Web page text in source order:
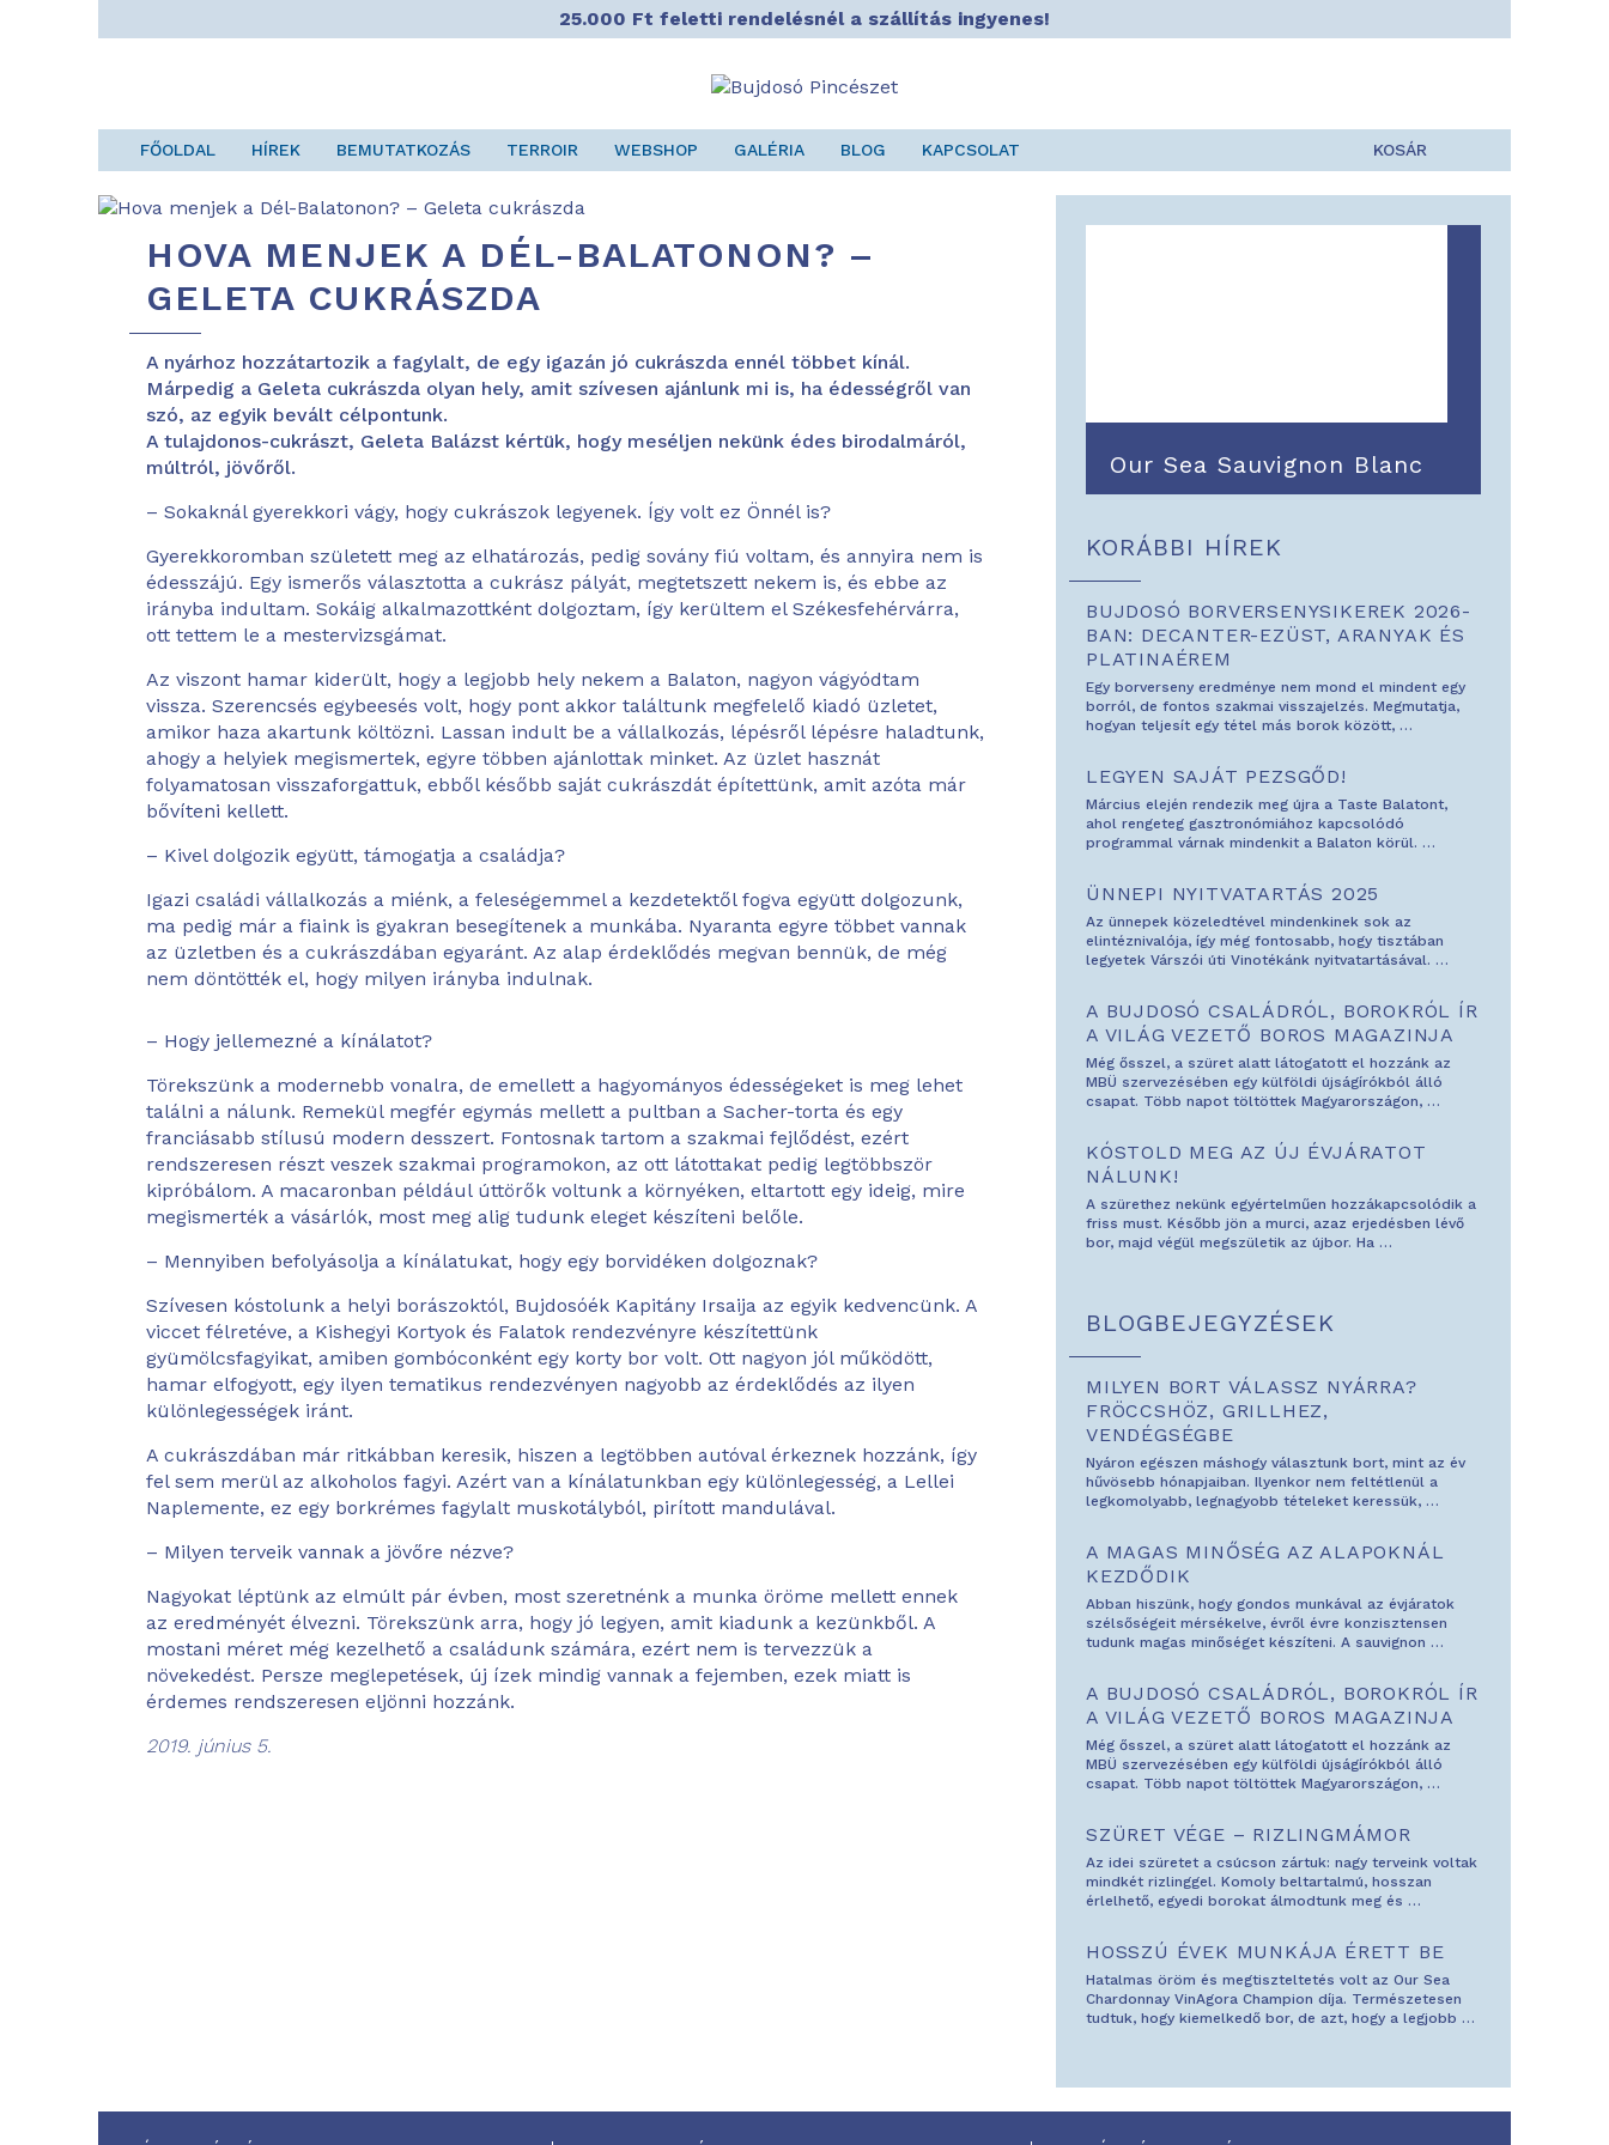
25.000 Ft feletti rendelésnél a szállítás ingyenes!
FŐOLDAL HÍREK BEMUTATKOZÁS TERROIR WEBSHOP GALÉRIA BLOG KAPCSOLAT KOSÁR
HOVA MENJEK A DÉL-BALATONON? –
GELETA CUKRÁSZDA
A nyárhoz hozzátartozik a fagylalt, de egy igazán jó cukrászda ennél többet kínál.
Márpedig a Geleta cukrászda olyan hely, amit szívesen ajánlunk mi is, ha édességről van
szó, az egyik bevált célpontunk.
A tulajdonos-cukrászt, Geleta Balázst kértük, hogy meséljen nekünk édes birodalmáról,
múltról, jövőről.
– Sokaknál gyerekkori vágy, hogy cukrászok legyenek. Így volt ez Önnél is?
Gyerekkoromban született meg az elhatározás, pedig sovány fiú voltam, és annyira nem is
édesszájú. Egy ismerős választotta a cukrász pályát, megtetszett nekem is, és ebbe az
irányba indultam. Sokáig alkalmazottként dolgoztam, így kerültem el Székesfehérvárra,
ott tettem le a mestervizsgámat.
Az viszont hamar kiderült, hogy a legjobb hely nekem a Balaton, nagyon vágyódtam
vissza. Szerencsés egybeesés volt, hogy pont akkor találtunk megfelelő kiadó üzletet,
amikor haza akartunk költözni. Lassan indult be a vállalkozás, lépésről lépésre haladtunk,
ahogy a helyiek megismertek, egyre többen ajánlottak minket. Az üzlet hasznát
folyamatosan visszaforgattuk, ebből később saját cukrászdát építettünk, amit azóta már
bővíteni kellett.
– Kivel dolgozik együtt, támogatja a családja?
Igazi családi vállalkozás a miénk, a feleségemmel a kezdetektől fogva együtt dolgozunk,
ma pedig már a fiaink is gyakran besegítenek a munkába. Nyaranta egyre többet vannak
az üzletben és a cukrászdában egyaránt. Az alap érdeklődés megvan bennük, de még
nem döntötték el, hogy milyen irányba indulnak.
– Hogy jellemezné a kínálatot?
Törekszünk a modernebb vonalra, de emellett a hagyományos édességeket is meg lehet
találni a nálunk. Remekül megfér egymás mellett a pultban a Sacher-torta és egy
franciásabb stílusú modern desszert. Fontosnak tartom a szakmai fejlődést, ezért
rendszeresen részt veszek szakmai programokon, az ott látottakat pedig legtöbbször
kipróbálom. A macaronban például úttörők voltunk a környéken, eltartott egy ideig, mire
megismerték a vásárlók, most meg alig tudunk eleget készíteni belőle.
– Mennyiben befolyásolja a kínálatukat, hogy egy borvidéken dolgoznak?
Szívesen kóstolunk a helyi borászoktól, Bujdosóék Kapitány Irsaija az egyik kedvencünk. A
viccet félretéve, a Kishegyi Kortyok és Falatok rendezvényre készítettünk
gyümölcsfagyikat, amiben gombóconként egy korty bor volt. Ott nagyon jól működött,
hamar elfogyott, egy ilyen tematikus rendezvényen nagyobb az érdeklődés az ilyen
különlegességek iránt.
A cukrászdában már ritkábban keresik, hiszen a legtöbben autóval érkeznek hozzánk, így
fel sem merül az alkoholos fagyi. Azért van a kínálatunkban egy különlegesség, a Lellei
Naplemente, ez egy borkrémes fagylalt muskotályból, pirított mandulával.
– Milyen terveik vannak a jövőre nézve?
Nagyokat léptünk az elmúlt pár évben, most szeretnénk a munka öröme mellett ennek
az eredményét élvezni. Törekszünk arra, hogy jó legyen, amit kiadunk a kezünkből. A
mostani méret még kezelhető a családunk számára, ezért nem is tervezzük a
növekedést. Persze meglepetések, új ízek mindig vannak a fejemben, ezek miatt is
érdemes rendszeresen eljönni hozzánk.
2019. június 5.
Our Sea Sauvignon Blanc
KORÁBBI HÍREK
BUJDOSÓ BORVERSENYSIKEREK 2026-
BAN: DECANTER-EZÜST, ARANYAK ÉS
PLATINAÉREM
Egy borverseny eredménye nem mond el mindent egy
borról, de fontos szakmai visszajelzés. Megmutatja,
hogyan teljesít egy tétel más borok között, …
LEGYEN SAJÁT PEZSGŐD!
Március elején rendezik meg újra a Taste Balatont,
ahol rengeteg gasztronómiához kapcsolódó
programmal várnak mindenkit a Balaton körül. …
ÜNNEPI NYITVATARTÁS 2025
Az ünnepek közeledtével mindenkinek sok az
elintéznivalója, így még fontosabb, hogy tisztában
legyetek Várszói úti Vinotékánk nyitvatartásával. …
A BUJDOSÓ CSALÁDRÓL, BOROKRÓL ÍR
A VILÁG VEZETŐ BOROS MAGAZINJA
Még ősszel, a szüret alatt látogatott el hozzánk az
MBÜ szervezésében egy külföldi újságírókból álló
csapat. Több napot töltöttek Magyarországon, …
KÓSTOLD MEG AZ ÚJ ÉVJÁRATOT
NÁLUNK!
A szürethez nekünk egyértelműen hozzákapcsolódik a
friss must. Később jön a murci, azaz erjedésben lévő
bor, majd végül megszületik az újbor. Ha …
BLOGBEJEGYZÉSEK
MILYEN BORT VÁLASSZ NYÁRRA?
FRÖCCSHÖZ, GRILLHEZ,
VENDÉGSÉGBE
Nyáron egészen máshogy választunk bort, mint az év
hűvösebb hónapjaiban. Ilyenkor nem feltétlenül a
legkomolyabb, legnagyobb tételeket keressük, …
A MAGAS MINŐSÉG AZ ALAPOKNÁL
KEZDŐDIK
Abban hiszünk, hogy gondos munkával az évjáratok
szélsőségeit mérsékelve, évről évre konzisztensen
tudunk magas minőséget készíteni. A sauvignon …
A BUJDOSÓ CSALÁDRÓL, BOROKRÓL ÍR
A VILÁG VEZETŐ BOROS MAGAZINJA
Még ősszel, a szüret alatt látogatott el hozzánk az
MBÜ szervezésében egy külföldi újságírókból álló
csapat. Több napot töltöttek Magyarországon, …
SZÜRET VÉGE – RIZLINGMÁMOR
Az idei szüretet a csúcson zártuk: nagy terveink voltak
mindkét rizlinggel. Komoly beltartalmú, hosszan
érlelhető, egyedi borokat álmodtunk meg és …
HOSSZÚ ÉVEK MUNKÁJA ÉRETT BE
Hatalmas öröm és megtiszteltetés volt az Our Sea
Chardonnay VinAgora Champion díja. Természetesen
tudtuk, hogy kiemelkedő bor, de azt, hogy a legjobb …